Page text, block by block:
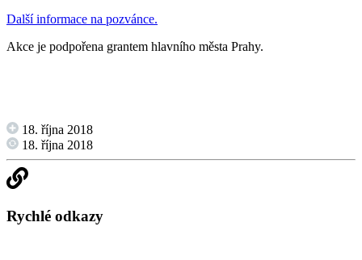
Další informace na pozvánce.
Akce je podpořena grantem hlavního města Prahy.
18. října 2018
18. října 2018
Rychlé odkazy